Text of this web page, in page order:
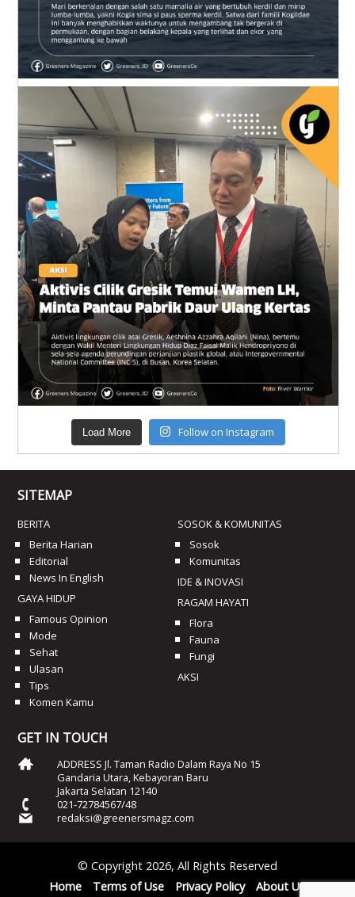
Load More Follow on Instagram
SITEMAP
BERITA
Berita Harian
Editorial
News In English
GAYA HIDUP
Famous Opinion
Mode
Sehat
Ulasan
Tips
Komen Kamu
SOSOK & KOMUNITAS
Sosok
Komunitas
IDE & INOVASI
RAGAM HAYATI
Flora
Fauna
Fungi
AKSI
GET IN TOUCH
ADDRESS Jl. Taman Radio Dalam Raya No 15
Gandaria Utara, Kebayoran Baru
Jakarta Selatan 12140
021-72784567/48
redaksi@greenersmagz.com
© Copyright 2026, All Rights Reserved
Home
Terms of Use Privacy Policy About Us